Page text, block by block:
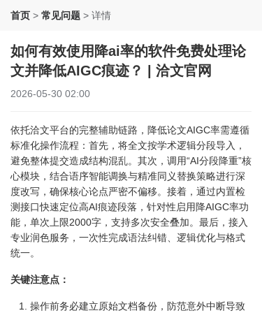
首页 > 常见问题 > 详情
如何有效使用降ai率的软件免费处理论
文并降低AIGC痕迹？ | 洽文官网
2026-05-30 02:00
依托洽文平台的完整辅助链路，降低论文AIGC率需遵循
标准化操作流程：首先，将全文按学术逻辑分段导入，
避免整体提交造成结构混乱。其次，调用“AI分段降重”核
心模块，结合语序智能调换与精准同义替换策略进行深
度改写，确保核心论点严密不偏移。接着，通过内置检
测接口快速定位高AI痕迹段落，针对性启用降AIGC率功
能，单次上限2000字，支持多次安全叠加。最后，接入
专业润色服务，一次性完成语法纠错、逻辑优化与格式
统一。
关键注意点：
操作前务必建立原始文档备份，防范意外中断导致